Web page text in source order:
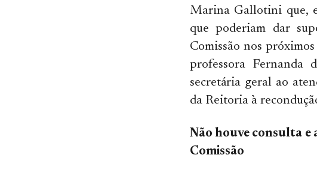
Marina Gallotini que,
que poderiam dar
Comissão nos
professora Fernanda
secretária geral ao
da Reitoria à
Não houve consulta e
Comissão